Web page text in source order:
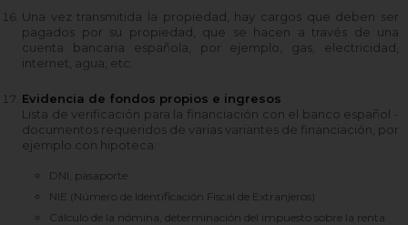
Una vez transmitida la propiedad, hay cargos que deben ser
pagados por su propiedad, que se hacen a través de una
cuenta bancaria española, por ejemplo, gas, electricidad,
internet, agua, etc.
Evidencia de fondos propios e ingresos
Lista de verificación para la financiación con el banco español -
documentos requeridos de varias variantes de financiación, por
ejemplo con hipoteca:
DNI, pasaporte
NIE (Número de Identificación Fiscal de Extranjeros)
Cálculo de la nómina, determinación del impuesto sobre la renta